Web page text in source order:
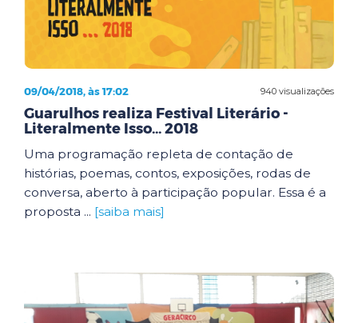
940 visualizações
09/04/2018, às 17:02
Guarulhos realiza Festival Literário -
Literalmente Isso... 2018
Uma programação repleta de contação de
histórias, poemas, contos, exposições, rodas de
conversa, aberto à participação popular. Essa é a
proposta ... [saiba mais]